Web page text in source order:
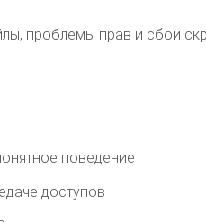
проблемы прав и сбои
поведение
доступов